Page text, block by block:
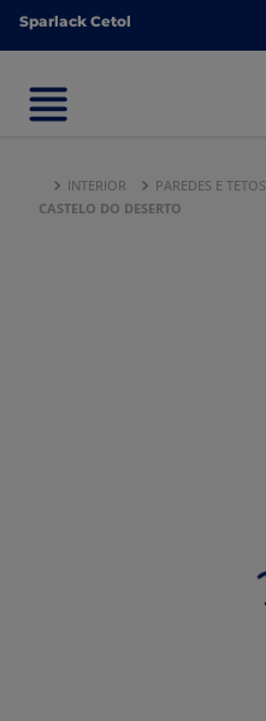
Sparlack Cetol
Sparlack Cetol
INTERIOR PAREDES E TETOS
CASTELO DO DESERTO